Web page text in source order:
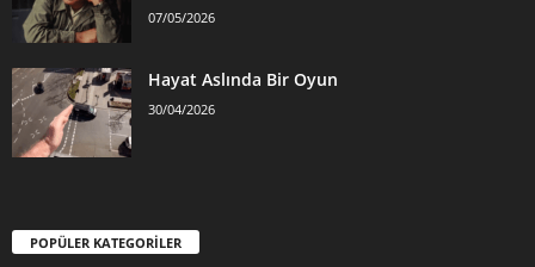
07/05/2026
Hayat Aslında Bir Oyun
30/04/2026
POPÜLER KATEGORİLER